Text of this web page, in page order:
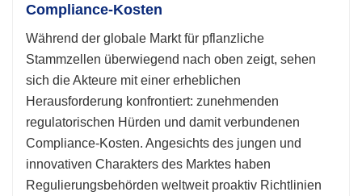
Compliance-Kosten
Während der globale Markt für pflanzliche
Stammzellen überwiegend nach oben zeigt, sehen
sich die Akteure mit einer erheblichen
Herausforderung konfrontiert: zunehmenden
regulatorischen Hürden und damit verbundenen
Compliance-Kosten. Angesichts des jungen und
innovativen Charakters des Marktes haben
Regulierungsbehörden weltweit proaktiv Richtlinien